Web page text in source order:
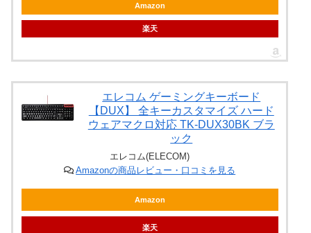
Amazon
楽天
エレコム ゲーミングキーボード
【DUX】 全キーカスタマイズ ハード
ウェアマクロ対応 TK-DUX30BK ブラ
ック
エレコム(ELECOM)
Amazonの商品レビュー・口コミを見る
Amazon
楽天